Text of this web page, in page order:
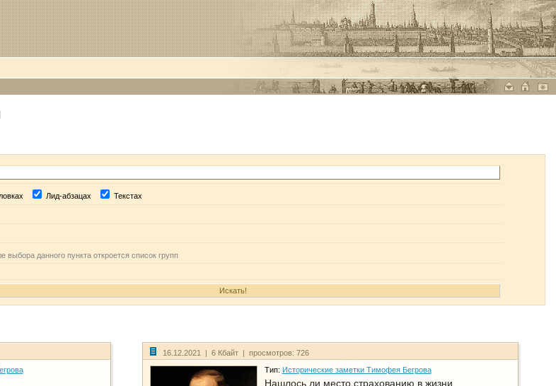
Лид-абзацах Текстах
выбора данного пункта откроется список групп
16.12.2021 | 6 Кбайт | просмотров: 726
Тип: Исторические заметки Тимофея Бегрова
Нашлось ли место страхованию в жизни